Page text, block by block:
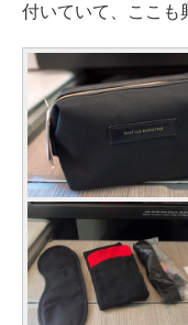
付いていて、ここも